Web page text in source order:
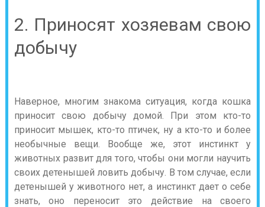
2. Приносят хозяевам свою
добычу
Наверное, многим знакома ситуация, когда кошка
приносит свою добычу домой. При этом кто-то
приносит мышек, кто-то птичек, ну а кто-то и более
необычные вещи. Вообще же, этот инстинкт у
животных развит для того, чтобы они могли научить
своих детенышей ловить добычу. В том случае, если
детенышей у животного нет, а инстинкт дает о себе
знать, оно переносит это действие на своего